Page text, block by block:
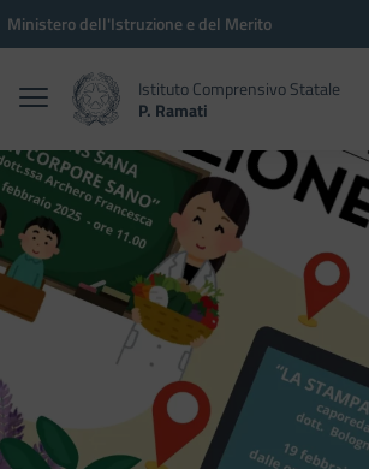
Vai ai contenuti
Vai al menu di navigazione
Vai al footer
Ministero dell'Istruzione e del Merito
Istituto Comprensivo Statale
P. Ramati